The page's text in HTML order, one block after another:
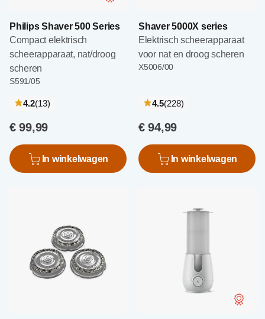
Philips Shaver 500 Series
Compact elektrisch
scheerapparaat, nat/droog
scheren
S591/05
4.2(13recensies
)
€ 99,99
In winkelwagen
Shaver 5000X series
Elektrisch scheerapparaat
voor nat en droog scheren
X5006/00
4.5(228recensies
)
€ 94,99
In winkelwagen